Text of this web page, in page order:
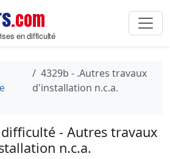
.com
en difficulté
4329b - .Autres travaux
d'installation n.c.a.
- Autres travaux
n.c.a.